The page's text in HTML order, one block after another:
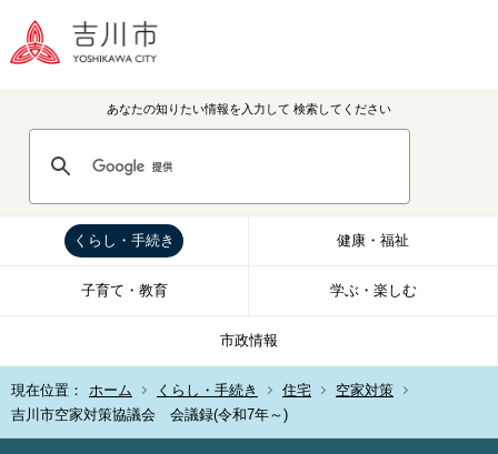
あなたの知りたい情報を入力して 検索してください
くらし・手続き 健康・福祉
子育て・教育 学ぶ・楽しむ
市政情報
現在位置： ホーム くらし・手続き 住宅
空家対策
吉川市空家対策協議会 会議録(令和7年～)